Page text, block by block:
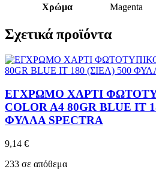
Χρώμα
Magenta
Σχετικά προϊόντα
ΕΓΧΡΩΜΟ ΧΑΡΤΙ
COLOR A4 80GR BLUE IT
ΦΥΛΛΑ SPECTRA
9,14 €
233 σε απόθεμα